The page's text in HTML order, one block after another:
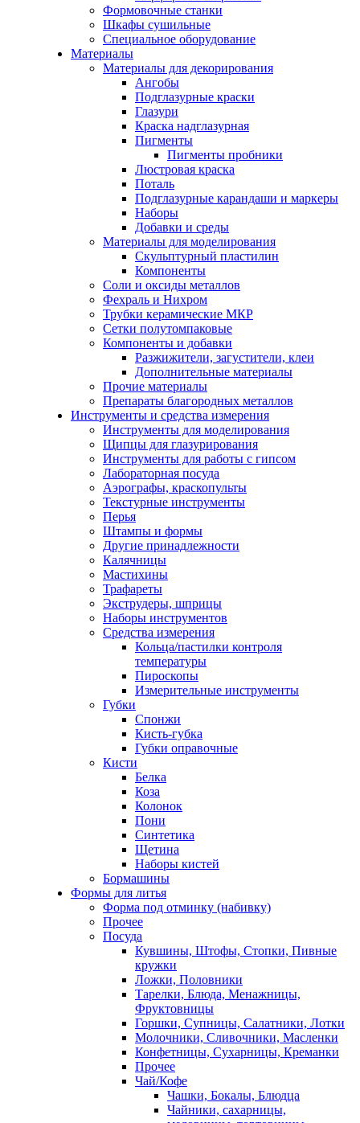
Формовочные станки
Шкафы сушильные
Специальное оборудование
Материалы
Материалы для декорирования
Ангобы
Подглазурные краски
Глазури
Краска надглазурная
Пигменты
Пигменты пробники
Люстровая краска
Поталь
Подглазурные карандаши и маркеры
Наборы
Добавки и среды
Материалы для моделирования
Скульптурный пластилин
Компоненты
Соли и оксиды металлов
Фехраль и Нихром
Трубки керамические МКР
Сетки полутомпаковые
Компоненты и добавки
Разжижители, загустители, клеи
Дополнительные материалы
Прочие материалы
Препараты благородных металлов
Инструменты и средства измерения
Инструменты для моделирования
Щипцы для глазурирования
Инструменты для работы с гипсом
Лабораторная посуда
Аэрографы, краскопульты
Текстурные инструменты
Перья
Штампы и формы
Другие принадлежности
Калячницы
Мастихины
Трафареты
Экструдеры, шприцы
Наборы инструментов
Средства измерения
Кольца/пастилки контроля
температуры
Пироскопы
Измерительные инструменты
Губки
Спонжи
Кисть-губка
Губки оправочные
Кисти
Белка
Коза
Колонок
Пони
Синтетика
Щетина
Наборы кистей
Бормашины
Формы для литья
Форма под отминку (набивку)
Прочее
Посуда
Кувшины, Штофы, Стопки, Пивные
кружки
Ложки, Половники
Тарелки, Блюда, Менажницы,
Фруктовницы
Горшки, Супницы, Салатники, Лотки
Молочники, Сливочники, Масленки
Конфетницы, Сухарницы, Креманки
Прочее
Чай/Кофе
Чашки, Бокалы, Блюдца
Чайники, сахарницы,